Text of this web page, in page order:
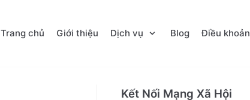
Trang chủ Giới thiệu Dịch vụ Blog Điều khoản
Kết Nối Mạng Xã Hội